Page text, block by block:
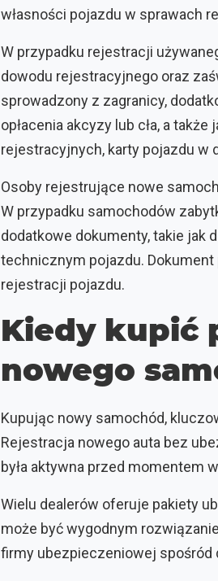
własności pojazdu w sprawach
W przypadku rejestracji
dowodu rejestracyjnego oraz
sprowadzony z zagranicy,
opłacenia akcyzy lub cła, a
rejestracyjnych, karty pojazdu w
Osoby rejestrujące nowe
W przypadku samochodów
dodatkowe dokumenty, takie jak
technicznym pojazdu.
rejestracji pojazdu.
Kiedy kupić
nowego
Kupując nowy samochód,
Rejestracja nowego auta bez
była aktywna przed momentem
Wielu dealerów oferuje pakiety
może być wygodnym
firmy ubezpieczeniowej spośród